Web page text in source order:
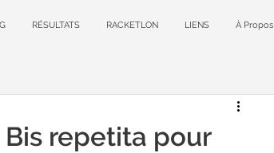
RÉSULTATS RACKETLON LIENS À Propos
Bis repetita pour